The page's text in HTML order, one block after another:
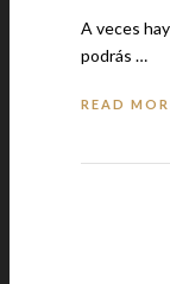
A veces
podrás …
READ